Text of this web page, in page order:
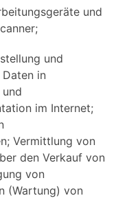
und
und
in
im Internet;
Vermittlung von
den Verkauf von
von
(Wartung) von